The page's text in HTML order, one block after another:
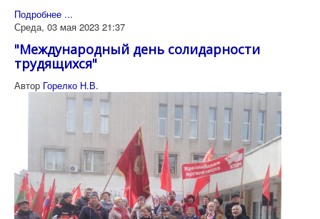
Подробнее ...
Среда, 03 мая 2023 21:37
"Международный день солидарности
трудящихся"
Автор Горелко Н.В.